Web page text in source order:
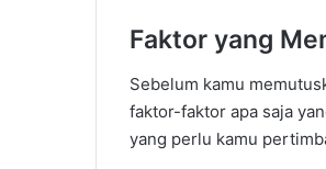
Faktor yang
Sebelum kamu
faktor-faktor apa saja
yang perlu kamu